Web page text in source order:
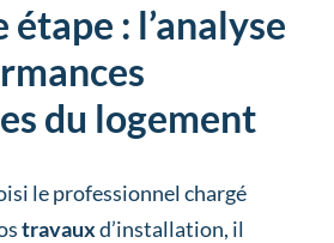
: l’analyse
du logement
le professionnel chargé
travauxd’installation, il